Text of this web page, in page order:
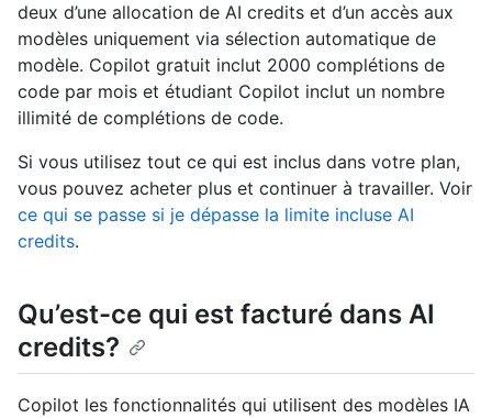
deux d’une allocation de AI credits et d’un accès aux
modèles uniquement via sélection automatique de
modèle. Copilot gratuit inclut 2000 complétions de
code par mois et étudiant Copilot inclut un nombre
illimité de complétions de code.
Si vous utilisez tout ce qui est inclus dans votre plan,
vous pouvez acheter plus et continuer à travailler. Voir
ce qui se passe si je dépasse la limite incluse AI
credits.
Qu’est-ce qui est facturé dans AI
credits?
Copilot les fonctionnalités qui utilisent des modèles IA